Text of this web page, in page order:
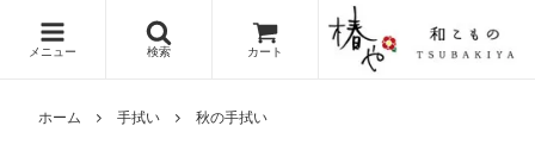
メニュー 検索 カート
ホーム 手拭い 秋の手拭い